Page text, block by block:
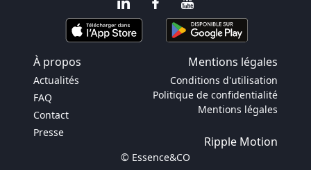
À propos Mentions légales
Actualités
FAQ
Contact
Presse
Conditions d'utilisation
Politique de confidentialité
Mentions légales
Ripple Motion
© Essence&CO